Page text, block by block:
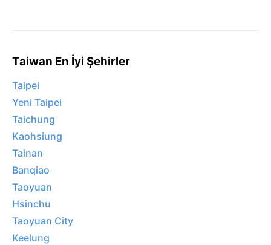
Taiwan En İyi Şehirler
Taipei
Yeni Taipei
Taichung
Kaohsiung
Tainan
Banqiao
Taoyuan
Hsinchu
Taoyuan City
Keelung